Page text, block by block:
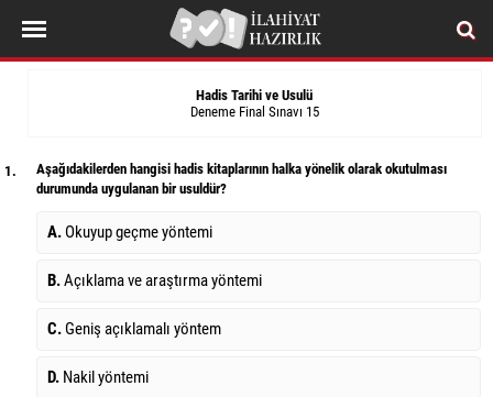
Hadis Tarihi ve Usulü
Deneme Final Sınavı 15
1.
Aşağıdakilerden hangisi hadis kitaplarının halka yönelik olarak okutulması
durumunda uygulanan bir usuldür?
A. Okuyup geçme yöntemi
B.Açıklama ve araştırma yöntemi
C.Geniş açıklamalı yöntem
D. Nakil yöntemi